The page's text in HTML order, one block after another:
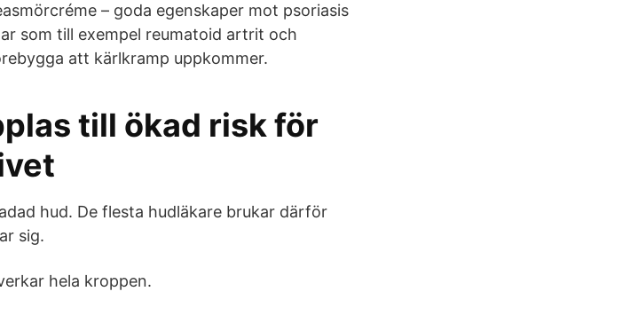
– goda egenskaper mot psoriasis
som till exempel reumatoid artrit och
att kärlkramp uppkommer.
till ökad risk för
hud. De flesta hudläkare brukar därför
sig.
hela kroppen.